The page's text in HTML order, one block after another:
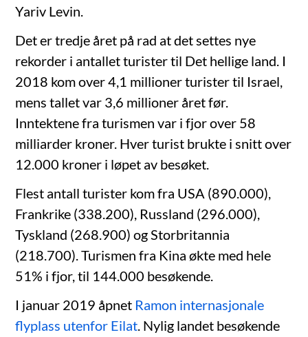
Yariv Levin.
Det er tredje året på rad at det settes nye
rekorder i antallet turister til Det hellige land. I
2018 kom over 4,1 millioner turister til Israel,
mens tallet var 3,6 millioner året før.
Inntektene fra turismen var i fjor over 58
milliarder kroner. Hver turist brukte i snitt over
12.000 kroner i løpet av besøket.
Flest antall turister kom fra USA (890.000),
Frankrike (338.200), Russland (296.000),
Tyskland (268.900) og Storbritannia
(218.700). Turismen fra Kina økte med hele
51% i fjor, til 144.000 besøkende.
I januar 2019 åpnet Ramon internasjonale
flyplass utenfor Eilat. Nylig landet besøkende